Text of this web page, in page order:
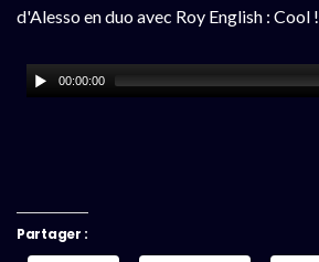
d'Alesso en duo avec Roy English : Cool !
00:00:00
Partager :